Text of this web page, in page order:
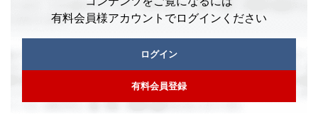
有料会員様アカウントでログインください
ログイン
有料会員登録